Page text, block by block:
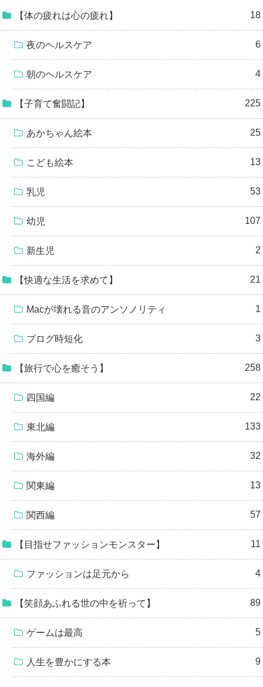
【体の疲れは心の疲れ】 18
夜のヘルスケア 6
朝のヘルスケア 4
【子育て奮闘記】 225
あかちゃん絵本 25
こども絵本 13
乳児 53
幼児 107
新生児 2
【快適な生活を求めて】 21
Macが壊れる音のアンソノリティ 1
ブログ時短化 3
【旅行で心を癒そう】 258
四国編 22
東北編 133
海外編 32
関東編 13
関西編 57
【目指せファッションモンスター】 11
ファッションは足元から 4
【笑顔あふれる世の中を祈って】 89
ゲームは最高 5
人生を豊かにする本 9